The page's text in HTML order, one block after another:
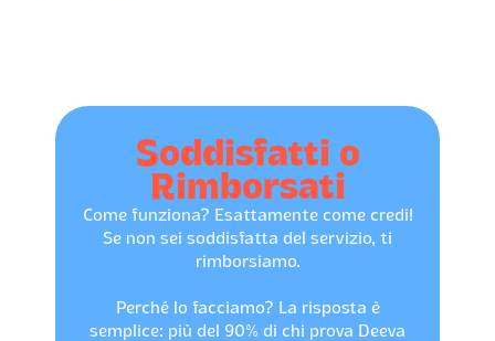
Soddisfatti o
Rimborsati
Come funziona? Esattamente come credi!
Se non sei soddisfatta del servizio, ti
rimborsiamo.
Perché lo facciamo? La risposta è
semplice: più del 90% di chi prova Deeva